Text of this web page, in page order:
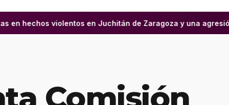
hechos violentos en Juchitán de Zaragoza y una agresión